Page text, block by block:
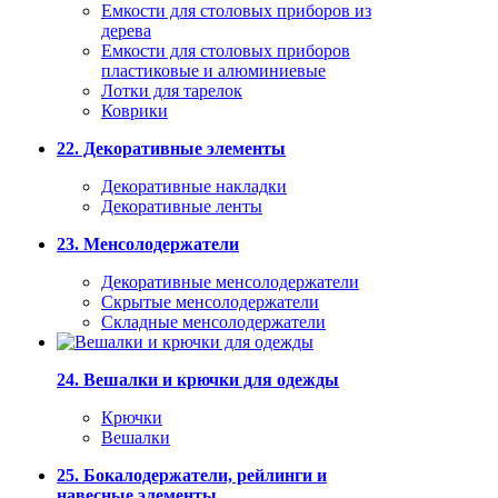
Емкости для столовых приборов из
дерева
Емкости для столовых приборов
пластиковые и алюминиевые
Лотки для тарелок
Коврики
22. Декоративные элементы
Декоративные накладки
Декоративные ленты
23. Менсолодержатели
Декоративные менсолодержатели
Скрытые менсолодержатели
Складные менсолодержатели
24. Вешалки и крючки для одежды
Крючки
Вешалки
25. Бокалодержатели, рейлинги и